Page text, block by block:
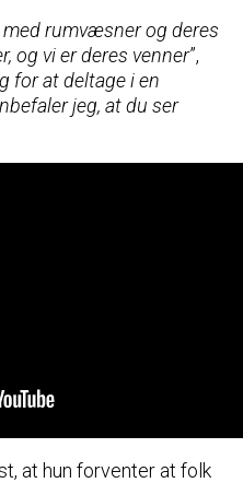
rumvæsner og deres
og vi er deres venner”,
for at deltage i en
jeg, at du ser
at hun forventer at folk